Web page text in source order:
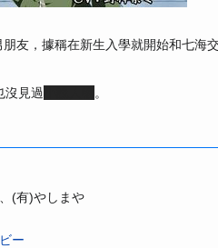
友，據稱在新生入學就開始和七海交
沒見過
。
(有)やしまや
ー